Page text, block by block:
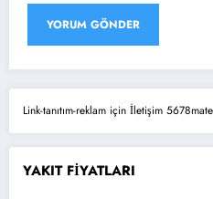
Link-tanıtım-reklam için İletişim
YAKIT FİYATLARI